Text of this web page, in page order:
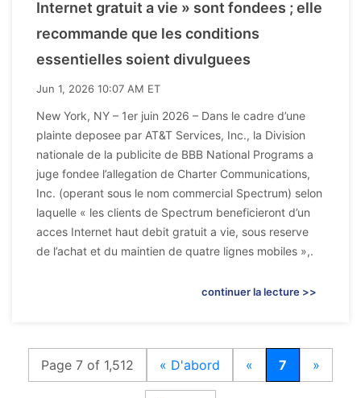
Internet gratuit a vie » sont fondees ; elle
recommande que les conditions
essentielles soient divulguees
Jun 1, 2026 10:07 AM ET
New York, NY – 1er juin 2026 – Dans le cadre d’une
plainte deposee par AT&T Services, Inc., la Division
nationale de la publicite de BBB National Programs a
juge fondee l’allegation de Charter Communications,
Inc. (operant sous le nom commercial Spectrum) selon
laquelle « les clients de Spectrum beneficieront d’un
acces Internet haut debit gratuit a vie, sous reserve
de l’achat et du maintien de quatre lignes mobiles »,.
continuer la lecture >>
Page 7 of 1,512 « D'abord « 7 »